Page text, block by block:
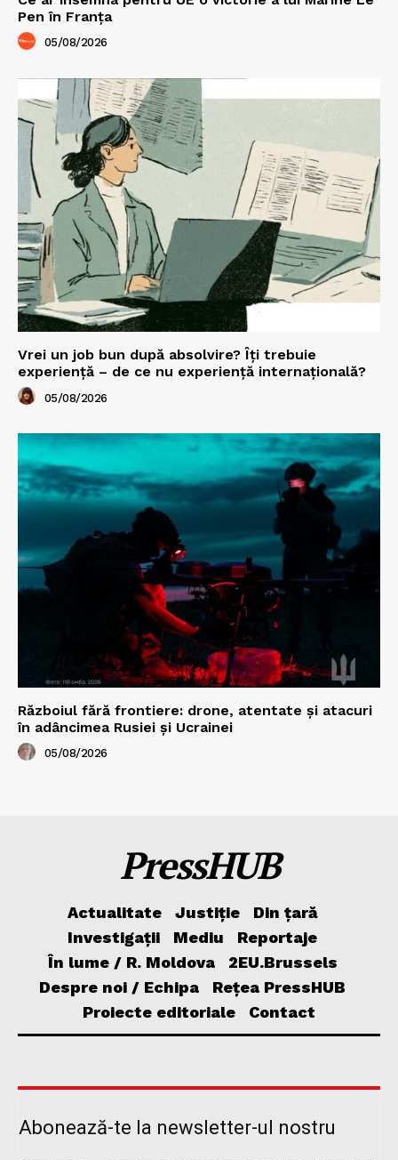
Pen în Franța
05/08/2026
Vrei un job bun după absolvire? Îți trebuie
experiență – de ce nu experiență internațională?
05/08/2026
Războiul fără frontiere: drone, atentate și atacuri
în adâncimea Rusiei și Ucrainei
05/08/2026
PressHUB
Actualitate Justiție
Din țară
Investigații
Mediu
Reportaje
În lume / R. Moldova
2EU.Brussels
Despre noi / Echipa
Rețea PressHUB
Proiecte editoriale
Contact
Abonează-te la newsletter-ul nostru